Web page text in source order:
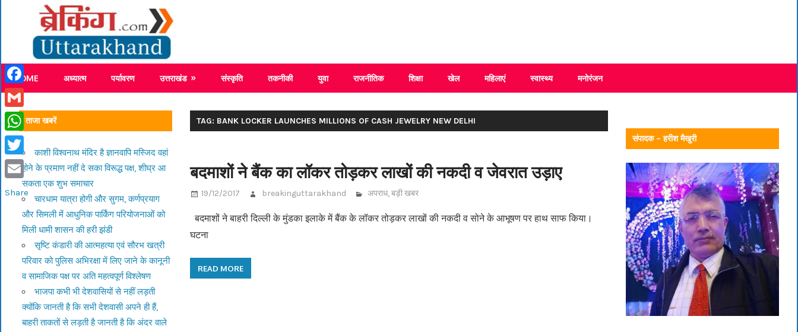
content
Breaking News Uttarakhand
HOME अध्यात्म पर्यावरण उत्तराखंड संस्कृति तकनीकी युवा राजनीतिक शिक्षा खेल महिलाएं स्वास्थ्य मनोरंजन
TAG: BANK LOCKER LAUNCHES MILLIONS OF CASH JEWELRY NEW DELHI
बदमाशों ने बैंक का लॉकर तोड़कर लाखों की नकदी व जेवरात उड़ाए
19/12/2017 breakinguttarakhand अपराध,बड़ी खबर
बदमाशों ने बाहरी दिल्ली के मुंडका इलाके में बैंक के लॉकर तोड़कर लाखों की नकदी व सोने के आभूषण पर हाथ साफ किया।
घटना
READ MORE
ताजा खबरें
काशी विश्वनाथ मंदिर है ज्ञानवापि मस्जिद वहां
होने के प्रमाण नहीं दे सका विरूद्ध पक्ष, शीघ्र आ
सकता एक शुभ समाचार
चारधाम यात्रा होगी और सुगम, कर्णप्रयाग
और सिमली में आधुनिक पार्किंग परियोजनाओं को
मिली धामी शासन की हरी झंडी
सृष्टि कंडारी की आत्महत्या एवं सौरभ खत्री
परिवार को पुलिस अभिरक्षा में लिए जाने के कानूनी
व सामाजिक पक्ष पर अति महत्वपूर्ण विश्लेषण
भाजपा कभी भी देशवासियों से नहीं लड़ती
क्योंकि जानती है कि सभी देशवासी अपने ही हैं,
बाहरी ताकतों से लड़ती है जानती है कि अंदर वाले
संपादक – हरीश मैखुरी
Facebook
Gmail
WhatsApp
Twitter
Email
Share